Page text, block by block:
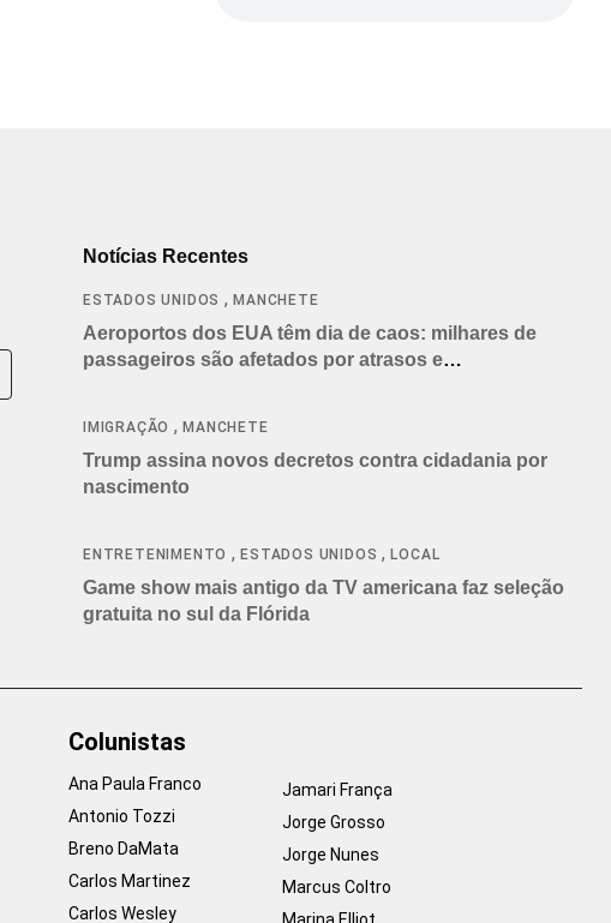
Notícias Recentes
ESTADOS UNIDOS ,MANCHETE
Aeroportos dos EUA têm dia de caos: milhares de
passageiros são afetados por atrasos e
IMIGRAÇÃO ,MANCHETE
Trump assina novos decretos contra cidadania por
nascimento
ENTRETENIMENTO ,ESTADOS UNIDOS ,LOCAL
Game show mais antigo da TV americana faz seleção
gratuita no sul da Flórida
Colunistas
Ana Paula Franco
Antonio Tozzi
Breno DaMata
Carlos Martinez
Carlos Wesley
Jamari França
Jorge Grosso
Jorge Nunes
Marcus Coltro